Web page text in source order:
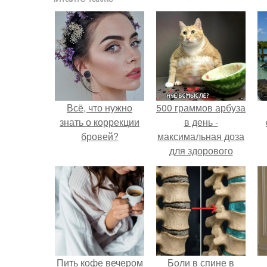
Всё, что нужно
знать о коррекции
бровей?
500 граммов арбуза
в день -
максимальная доза
для здорового
взрослого,
предупредили
врачи.
Пить кофе вечером Боли в спине в